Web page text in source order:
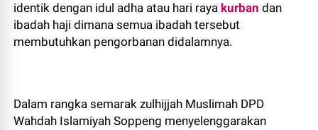
identik dengan idul adha atau hari raya kurban dan
ibadah haji dimana semua ibadah tersebut
membutuhkan pengorbanan didalamnya.
Dalam rangka semarak zulhijjah Muslimah DPD
Wahdah Islamiyah Soppeng menyelenggarakan